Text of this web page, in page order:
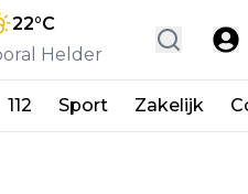
22°C
Helder
112 Sport Zakelijk